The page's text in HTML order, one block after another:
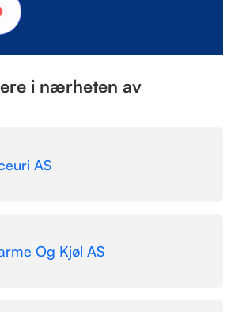
i nærheten av
AS
Og Kjøl AS